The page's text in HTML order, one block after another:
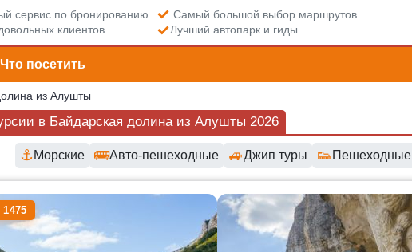
сервис по бронированию
Самый большой выбор маршрутов
клиентов
Лучший автопарк и гиды
Что посетить
из Алушты
в Байдарская долина из Алушты 2026
⚓Морские 🚌Авто-пешеходные 🚙Джип туры 👟 Пешеходные
маршруты и цены